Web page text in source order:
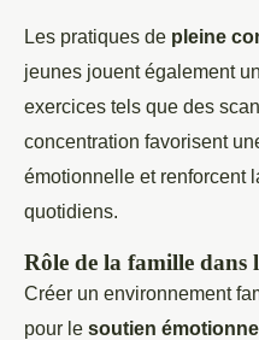
Les pratiques de pleine
jeunes jouent également
exercices tels que des
concentration favorisent
émotionnelle et renforcent
quotidiens.
Rôle de la famille dans
Créer un environnement
pour le soutien